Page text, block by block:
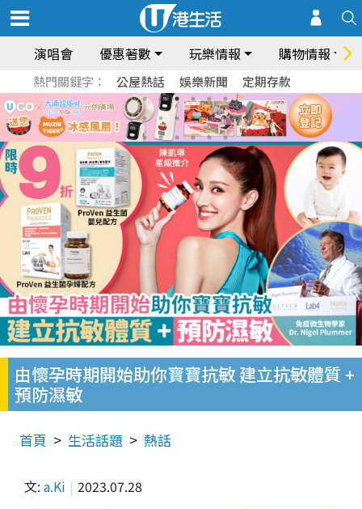
演唱會 優惠著數 玩樂情報 購物情報
熱門關鍵字： 公屋熱話 娛樂新聞 定期存款
由懷孕時期開始助你寶寶抗敏 建立抗敏體質 +
預防濕敏
首頁 生活話題 熱話
文: a.Ki 2023.07.28